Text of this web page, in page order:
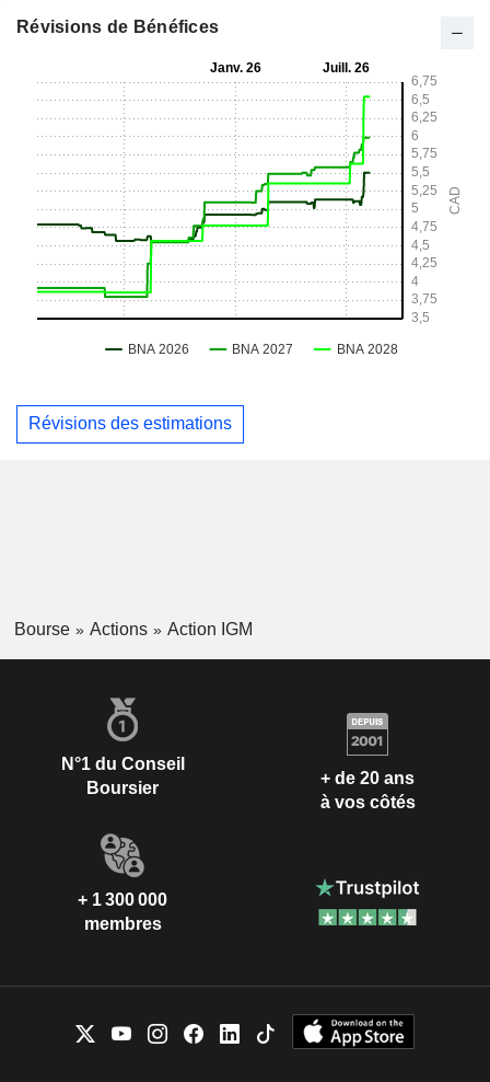
Révisions de Bénéfices
Révisions des estimations
Bourse Actions Action IGM
N°1 du Conseil
Boursier
+ de 20 ans
à vos côtés
+ 1 300 000
membres